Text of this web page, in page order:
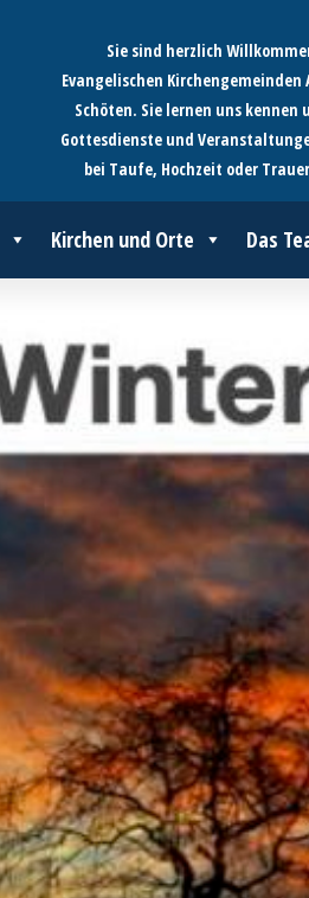
Sie sind herzlich
Evangelischen
Schöten. Sie lernen uns
Gottesdienste und
bei Taufe, Hochzeit oder
Kirchen und Orte Das